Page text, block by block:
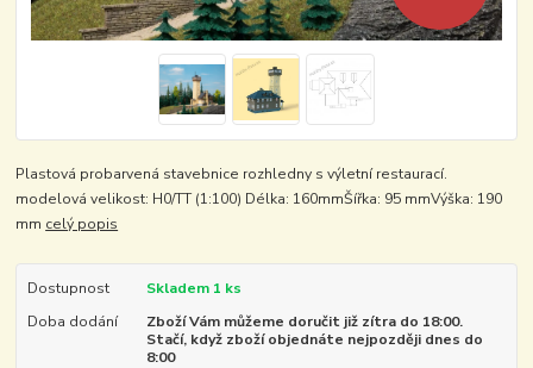
Plastová probarvená stavebnice rozhledny s výletní restaurací.
modelová velikost: H0/TT (1:100) Délka: 160mmŠířka: 95 mmVýška: 190
mm celý popis
Dostupnost
Skladem 1 ks
Doba dodání
Zboží Vám můžeme doručit již zítra do 18:00.
Stačí, když zboží objednáte nejpozději dnes do
8:00